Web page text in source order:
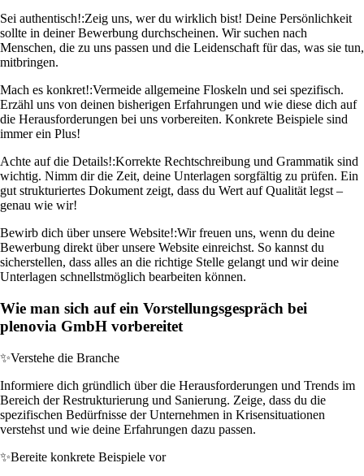
Sei authentisch!:Zeig uns, wer du wirklich bist! Deine Persönlichkeit
sollte in deiner Bewerbung durchscheinen. Wir suchen nach
Menschen, die zu uns passen und die Leidenschaft für das, was sie tun,
mitbringen.
Mach es konkret!:Vermeide allgemeine Floskeln und sei spezifisch.
Erzähl uns von deinen bisherigen Erfahrungen und wie diese dich auf
die Herausforderungen bei uns vorbereiten. Konkrete Beispiele sind
immer ein Plus!
Achte auf die Details!:Korrekte Rechtschreibung und Grammatik sind
wichtig. Nimm dir die Zeit, deine Unterlagen sorgfältig zu prüfen. Ein
gut strukturiertes Dokument zeigt, dass du Wert auf Qualität legst –
genau wie wir!
Bewirb dich über unsere Website!:Wir freuen uns, wenn du deine
Bewerbung direkt über unsere Website einreichst. So kannst du
sicherstellen, dass alles an die richtige Stelle gelangt und wir deine
Unterlagen schnellstmöglich bearbeiten können.
Wie man sich auf ein Vorstellungsgespräch bei
plenovia GmbH vorbereitet
✨Verstehe die Branche
Informiere dich gründlich über die Herausforderungen und Trends im
Bereich der Restrukturierung und Sanierung. Zeige, dass du die
spezifischen Bedürfnisse der Unternehmen in Krisensituationen
verstehst und wie deine Erfahrungen dazu passen.
✨Bereite konkrete Beispiele vor